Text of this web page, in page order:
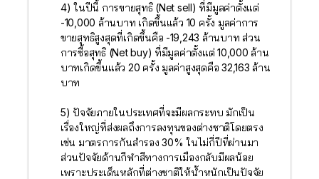
4) ในปีนี้ การขายสุทธิ (Net sell) ที่มีมูลค่าตั้งแต่
-10,000 ล้านบาท เกิดขึ้นแล้ว 10 ครั้ง มูลค่าการ
ขายสุทธิสูงสุดที่เกิดขึ้นคือ -19,243 ล้านบาท ส่วน
การซื้อสุทธิ (Net buy) ที่มีมูลค่าตั้งแต่ 10,000 ล้าน
บาทเกิดขึ้นแล้ว 20 ครั้ง มูลค่าสูงสุดคือ 32,163 ล้าน
บาท
5) ปัจจัยภายในประเทศที่จะมีผลกระทบ มักเป็น
เรื่องใหญ่ที่ส่งผลถึงการลงทุนของต่างชาติโดยตรง
เช่น มาตรการกันสำรอง 30% ในไม่กี่ปีที่ผ่านมา
ส่วนปัจจัยด้านกีฬาสีทางการเมืองกลับมีผลน้อย
เพราะประเด็นหลักที่ต่างชาติให้น้ำหนักเป็นปัจจัย